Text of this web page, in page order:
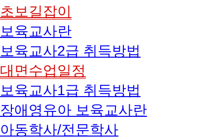
초보길잡이
보육교사란
보육교사2급 취득방법
대면수업일정
보육교사1급 취득방법
장애영유아 보육교사란
아동학사/전문학사